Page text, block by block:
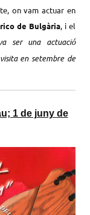
on vam actuar en
de Bulgària, i el
ser una actuació
en setembre de
1 de juny de